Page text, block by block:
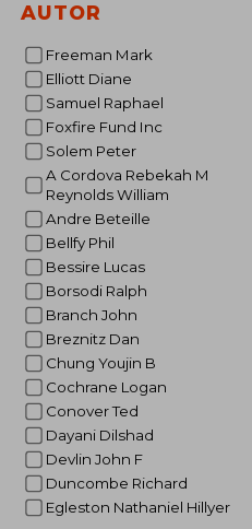
AUTOR
Freeman Mark
Elliott Diane
Samuel Raphael
Foxfire Fund Inc
Solem Peter
A Cordova Rebekah M
Reynolds William
Andre Beteille
Bellfy Phil
Bessire Lucas
Borsodi Ralph
Branch John
Breznitz Dan
Chung Youjin B
Cochrane Logan
Conover Ted
Dayani Dilshad
Devlin John F
Duncombe Richard
Egleston Nathaniel Hillyer